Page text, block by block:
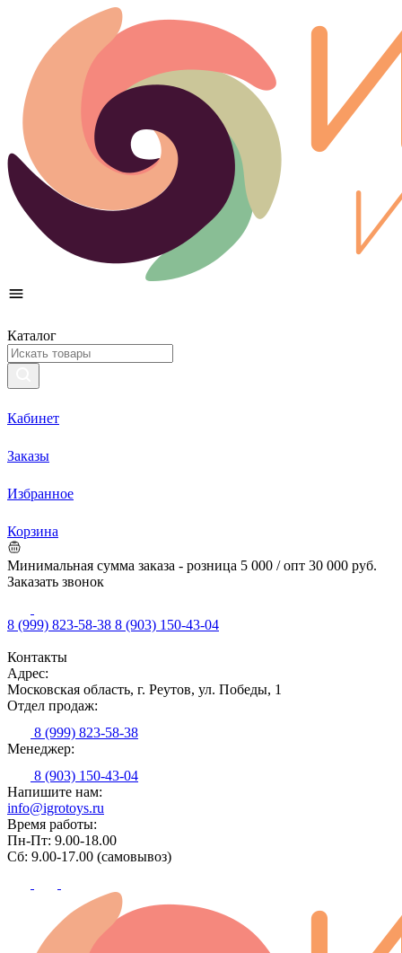
Каталог
Кабинет
Заказы
Избранное
Корзина
Минимальная сумма заказа - розница 5 000 / опт 30 000 руб.
Заказать звонок
8 (999) 823-58-38 8 (903) 150-43-04
Контакты
Адрес:
Московская область, г. Реутов, ул. Победы, 1
Отдел продаж:
8 (999) 823-58-38
Менеджер:
8 (903) 150-43-04
Напишите нам:
info@igrotoys.ru
Время работы:
Пн-Пт: 9.00-18.00
Сб: 9.00-17.00 (самовывоз)